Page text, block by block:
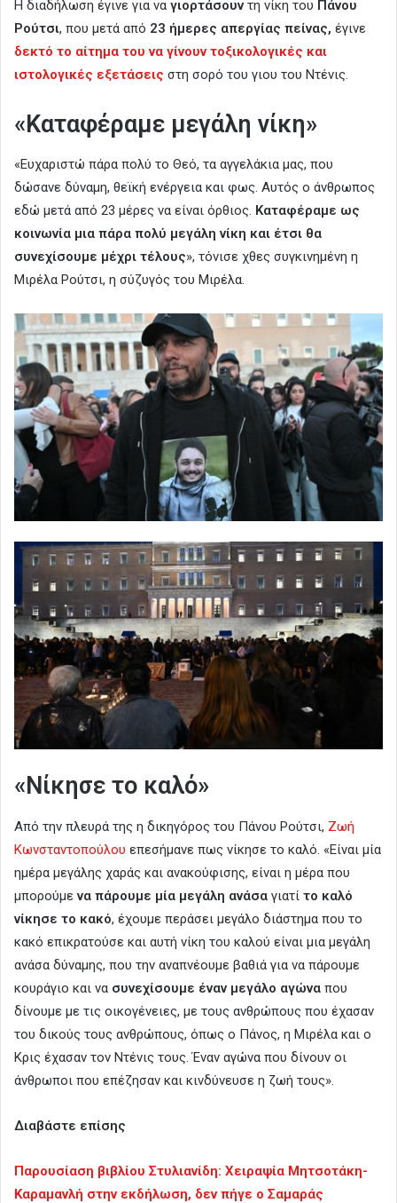
Η διαδήλωση έγινε για να γιορτάσουν τη νίκη του Πάνου
Ρούτσι, που μετά από 23 ήμερες απεργίας πείνας, έγινε
δεκτό το αίτημα του να γίνουν τοξικολογικές και
ιστολογικές εξετάσεις στη σορό του γιου του Ντένις.
«Καταφέραμε μεγάλη νίκη»
«Ευχαριστώ πάρα πολύ το Θεό, τα αγγελάκια μας, που
δώσανε δύναμη, θεϊκή ενέργεια και φως. Αυτός ο άνθρωπος
εδώ μετά από 23 μέρες να είναι όρθιος. Καταφέραμε ως
κοινωνία μια πάρα πολύ μεγάλη νίκη και έτσι θα
συνεχίσουμε μέχρι τέλους», τόνισε χθες συγκινημένη η
Μιρέλα Ρούτσι, η σύζυγός του Μιρέλα.
«Νίκησε το καλό»
Από την πλευρά της η δικηγόρος του Πάνου Ρούτσι, Ζωή
Κωνσταντοπούλου επεσήμανε πως νίκησε το καλό. «Είναι μία
ημέρα μεγάλης χαράς και ανακούφισης, είναι η μέρα που
μπορούμε να πάρουμε μία μεγάλη ανάσα γιατί το καλό
νίκησε το κακό, έχουμε περάσει μεγάλο διάστημα που το
κακό επικρατούσε και αυτή νίκη του καλού είναι μια μεγάλη
ανάσα δύναμης, που την αναπνέουμε βαθιά για να πάρουμε
κουράγιο και να συνεχίσουμε έναν μεγάλο αγώνα που
δίνουμε με τις οικογένειες, με τους ανθρώπους που έχασαν
του δικούς τους ανθρώπους, όπως ο Πάνος, η Μιρέλα και ο
Κρις έχασαν τον Ντένις τους. Έναν αγώνα που δίνουν οι
άνθρωποι που επέζησαν και κινδύνευσε η ζωή τους».
Διαβάστε επίσης
Παρουσίαση βιβλίου Στυλιανίδη: Χειραψία Μητσοτάκη-
Καραμανλή στην εκδήλωση, δεν πήγε ο Σαμαράς